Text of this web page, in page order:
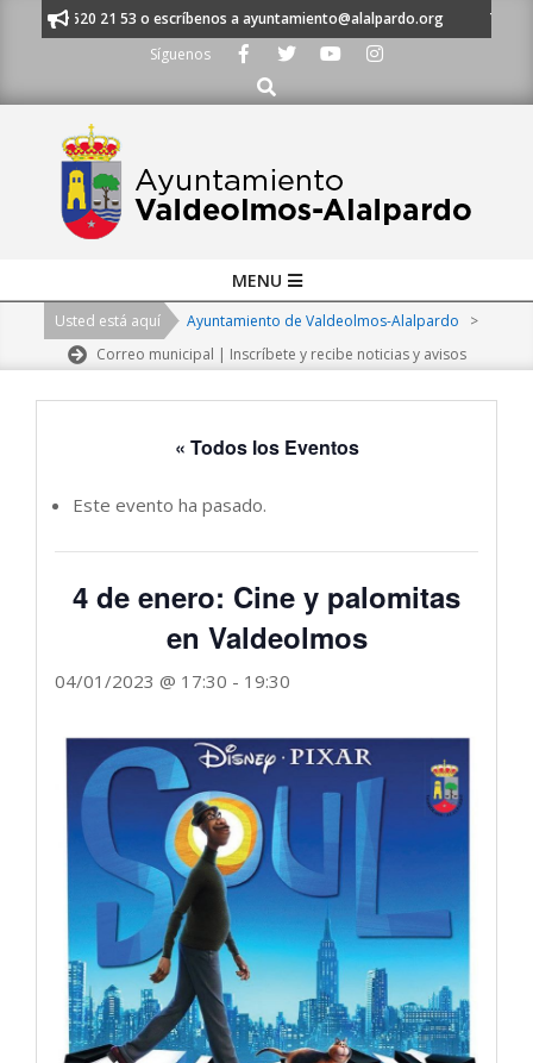
al 91 620 21 53 o escríbenos a ayuntamiento@alalpardo.org
TE
Síguenos
Buscar
Navigation
MENU
Usted está aquí Ayuntamiento de Valdeolmos-Alalpardo
>
Correo municipal | Inscríbete y recibe noticias y avisos
« Todos los Eventos
Este evento ha pasado.
4 de enero: Cine y palomitas
en Valdeolmos
04/01/2023 @ 17:30 - 19:30